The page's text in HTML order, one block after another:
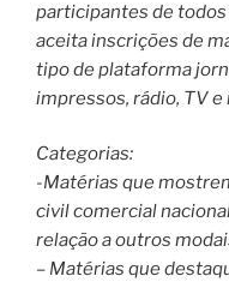
participantes de
aceita inscrições de
tipo de plataforma
impressos, rádio, TV
Categorias:
-Matérias que
civil comercial
relação a outros
– Matérias que